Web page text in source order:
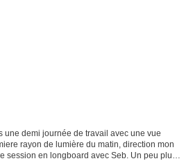
une demi journée de travail avec une vue
rayon de lumière du matin, direction mon
session en longboard avec Seb. Un peu plus